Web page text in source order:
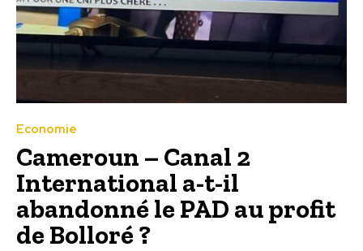
Economie
Cameroun – Canal 2
International a-t-il
abandonné le PAD au profit
de Bolloré ?